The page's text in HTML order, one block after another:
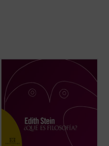
«En este escrito, en el que se figura un
diálogo entre Tomás de Aquino y Edmund
Husserl, asistimos a la primera
manifestación del acercamiento de la
fenomenóloga a la filosofía de Tomás de
Aquino, a quien comenzó a estudiar,